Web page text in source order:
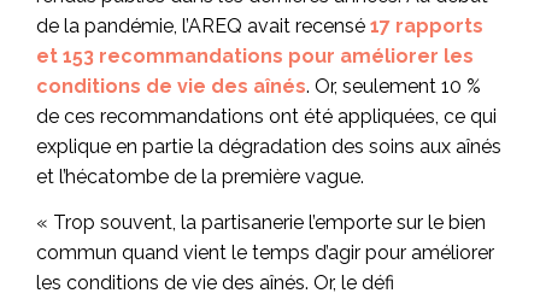
de la pandémie, l’AREQ avait recensé 17 rapports
et 153 recommandations pour améliorer les
conditions de vie des aînés. Or, seulement 10 %
de ces recommandations ont été appliquées, ce qui
explique en partie la dégradation des soins aux aînés
et l’hécatombe de la première vague.
« Trop souvent, la partisanerie l’emporte sur le bien
commun quand vient le temps d’agir pour améliorer
les conditions de vie des aînés. Or, le défi